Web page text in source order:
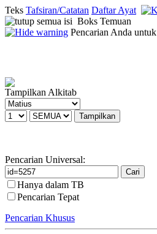
Teks Tafsiran/Catatan Daftar Ayat
Boks Temuan
Pencarian Anda untuk
Tampilkan Alkitab
Pencarian Universal:
Hanya dalam TB
Pencarian Tepat
Pencarian Khusus